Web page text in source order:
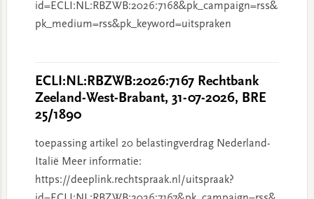
id=ECLI:NL:RBZWB:2026:7168&pk_campaign=rss&
pk_medium=rss&pk_keyword=uitspraken
ECLI:NL:RBZWB:2026:7167 Rechtbank
Zeeland-West-Brabant, 31-07-2026, BRE
25/1890
toepassing artikel 20 belastingverdrag Nederland-
Italië Meer informatie:
https://deeplink.rechtspraak.nl/uitspraak?